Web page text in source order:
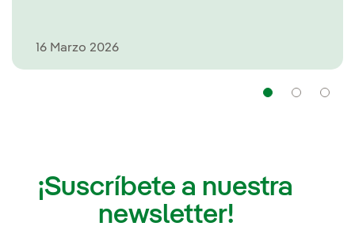
16 Marzo 2026
¡Suscríbete a nuestra
newsletter!